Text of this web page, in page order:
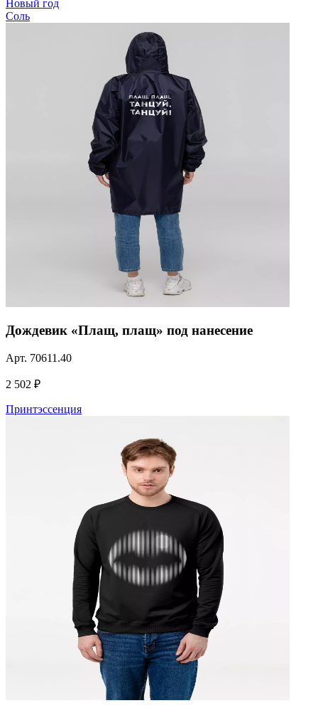
Новый год
Соль
Дождевик «Плащ, плащ» под нанесение
Арт. 70611.40
2 502 ₽
Принтэссенция